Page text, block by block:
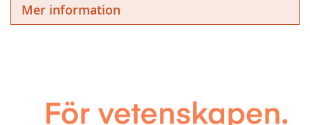
Mer information